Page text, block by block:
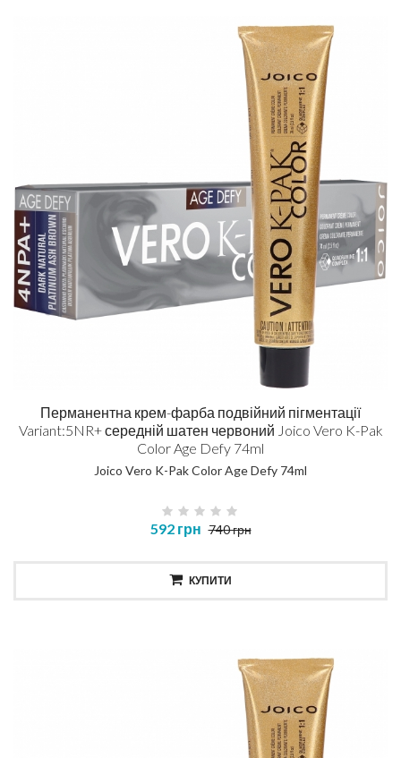
Перманентна крем-фарба подвійний пігментації
Variant:5NR+ середній шатен червоний Joico Vero K-Pak
Color Age Defy 74ml
Joico Vero K-Pak Color Age Defy 74ml
592 грн 740 грн
КУПИТИ